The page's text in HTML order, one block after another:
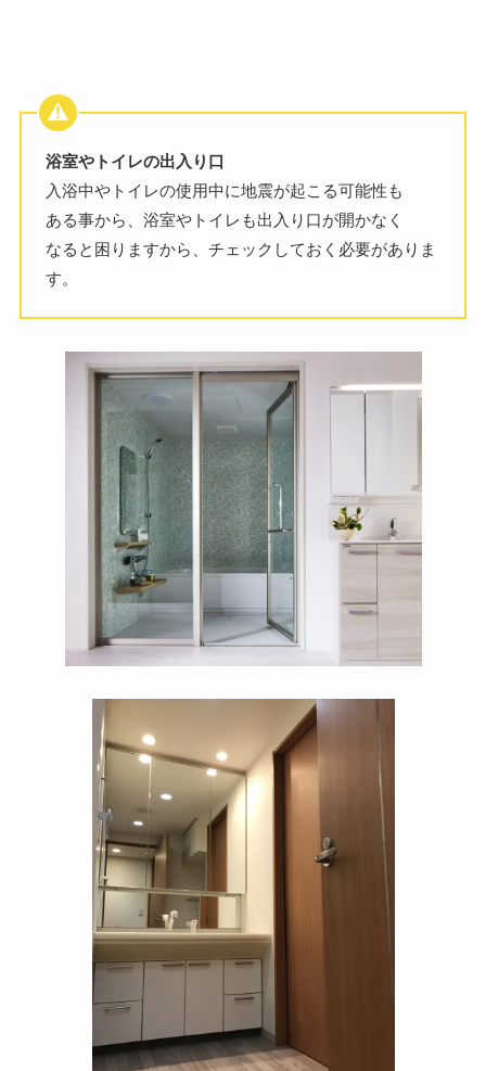
浴室やトイレの出入り口
入浴中やトイレの使用中に地震が起こる可能性も
ある事から、浴室やトイレも出入り口が開かなく
なると困りますから、チェックしておく必要がありま
す。